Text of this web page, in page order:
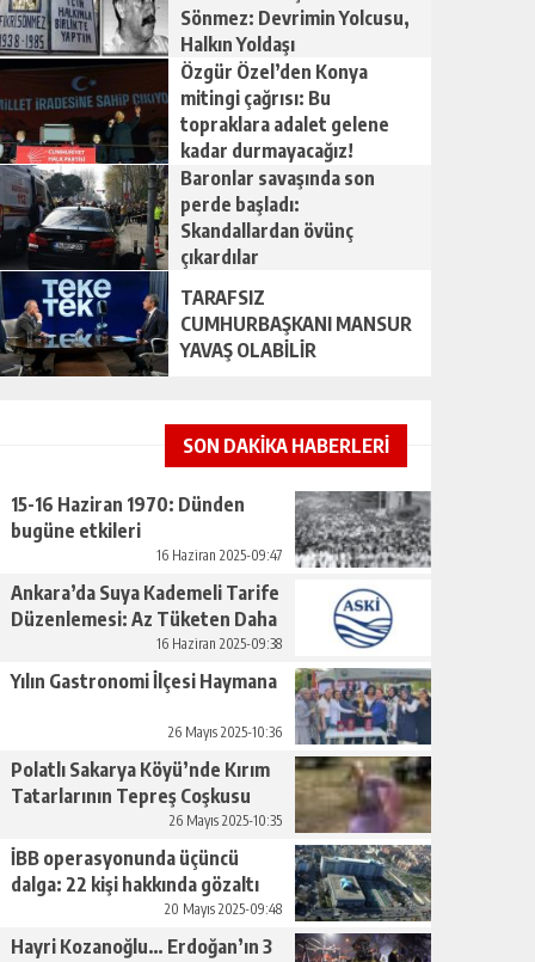
Sönmez: Devrimin Yolcusu,
Halkın Yoldaşı
Özgür Özel’den Konya
mitingi çağrısı: Bu
topraklara adalet gelene
kadar durmayacağız!
Baronlar savaşında son
perde başladı:
Skandallardan övünç
çıkardılar
TARAFSIZ
CUMHURBAŞKANI MANSUR
YAVAŞ OLABİLİR
SON DAKİKA HABERLERİ
15-16 Haziran 1970: Dünden
bugüne etkileri
16 Haziran 2025-09:47
Ankara’da Suya Kademeli Tarife
Düzenlemesi: Az Tüketen Daha
16 Haziran 2025-09:38
Yılın Gastronomi İlçesi Haymana
26 Mayıs 2025-10:36
Polatlı Sakarya Köyü’nde Kırım
Tatarlarının Tepreş Coşkusu
26 Mayıs 2025-10:35
İBB operasyonunda üçüncü
dalga: 22 kişi hakkında gözaltı
20 Mayıs 2025-09:48
Hayri Kozanoğlu… Erdoğan’ın 3